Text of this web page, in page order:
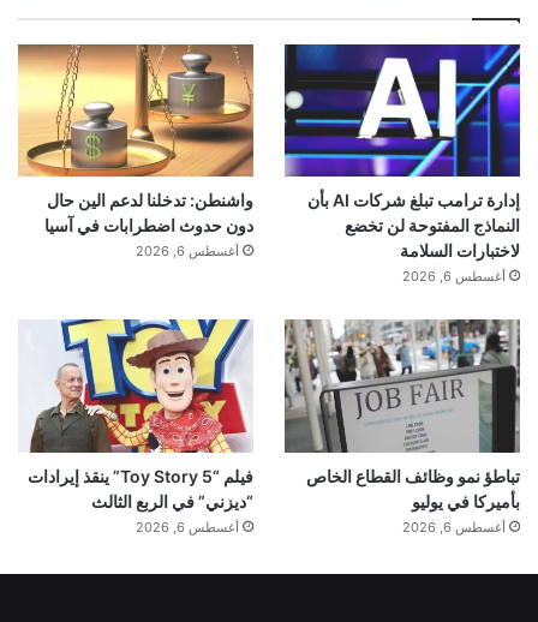
إدارة ترامب تبلغ شركات AI بأن
النماذج المفتوحة لن تخضع
لاختبارات السلامة
أغسطس 6, 2026
واشنطن: تدخلنا لدعم الين حال
دون حدوث اضطرابات في آسيا
أغسطس 6, 2026
تباطؤ نمو وظائف القطاع الخاص
بأميركا في يوليو
أغسطس 6, 2026
فيلم “Toy Story 5” ينقذ إيرادات
“ديزني” في الربع الثالث
أغسطس 6, 2026